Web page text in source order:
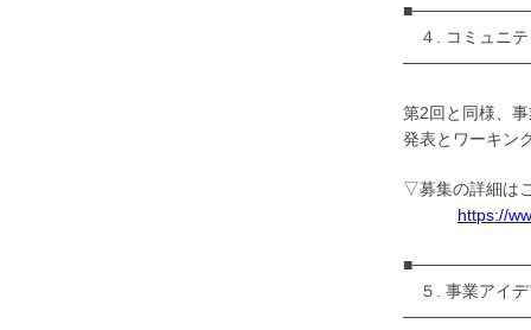
４. コミュニテ
第2回と同様、
発表とワーキン
▽募集の詳細は
https://
５. 事業アイデ